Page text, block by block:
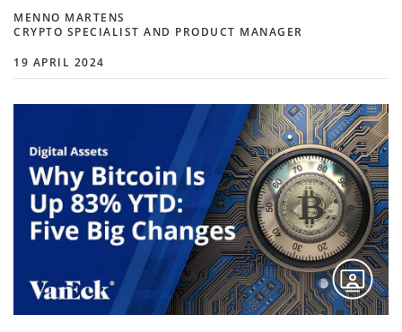
MENNO MARTENS
CRYPTO SPECIALIST AND PRODUCT MANAGER
19 APRIL 2024